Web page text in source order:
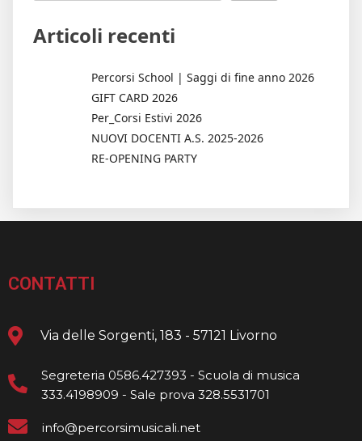
Articoli recenti
Percorsi School | Saggi di fine anno 2026
GIFT CARD 2026
Per_Corsi Estivi 2026
NUOVI DOCENTI A.S. 2025-2026
RE-OPENING PARTY
CONTATTI
Via delle Sorgenti, 183 - 57121 Livorno
Segreteria 0586.427393 - Scuola di musica
333.4198909 - Sale prova 328.5531701
info@percorsimusicali.net